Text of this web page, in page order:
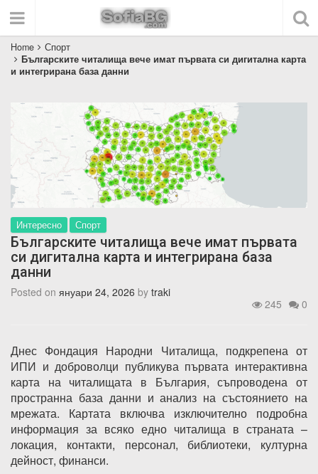
Home
Спорт
Българските читалища вече имат първата си дигитална карта
и интегрирана база данни
Интересно Спорт
Българските читалища вече имат първата
си дигитална карта и интегрирана база
данни
Posted on януари 24, 2026 by traki
245
0
Днес Фондация Народни Читалища, подкрепена от
ИПИ и доброволци публикува първата интерактивна
карта на читалищата в България, съпроводена от
пространна база данни и анализ на състоянието на
мрежата. Картата включва изключително подробна
информация за всяко едно читалища в страната –
локация, контакти, персонал, библиотеки, културна
дейност, финанси.